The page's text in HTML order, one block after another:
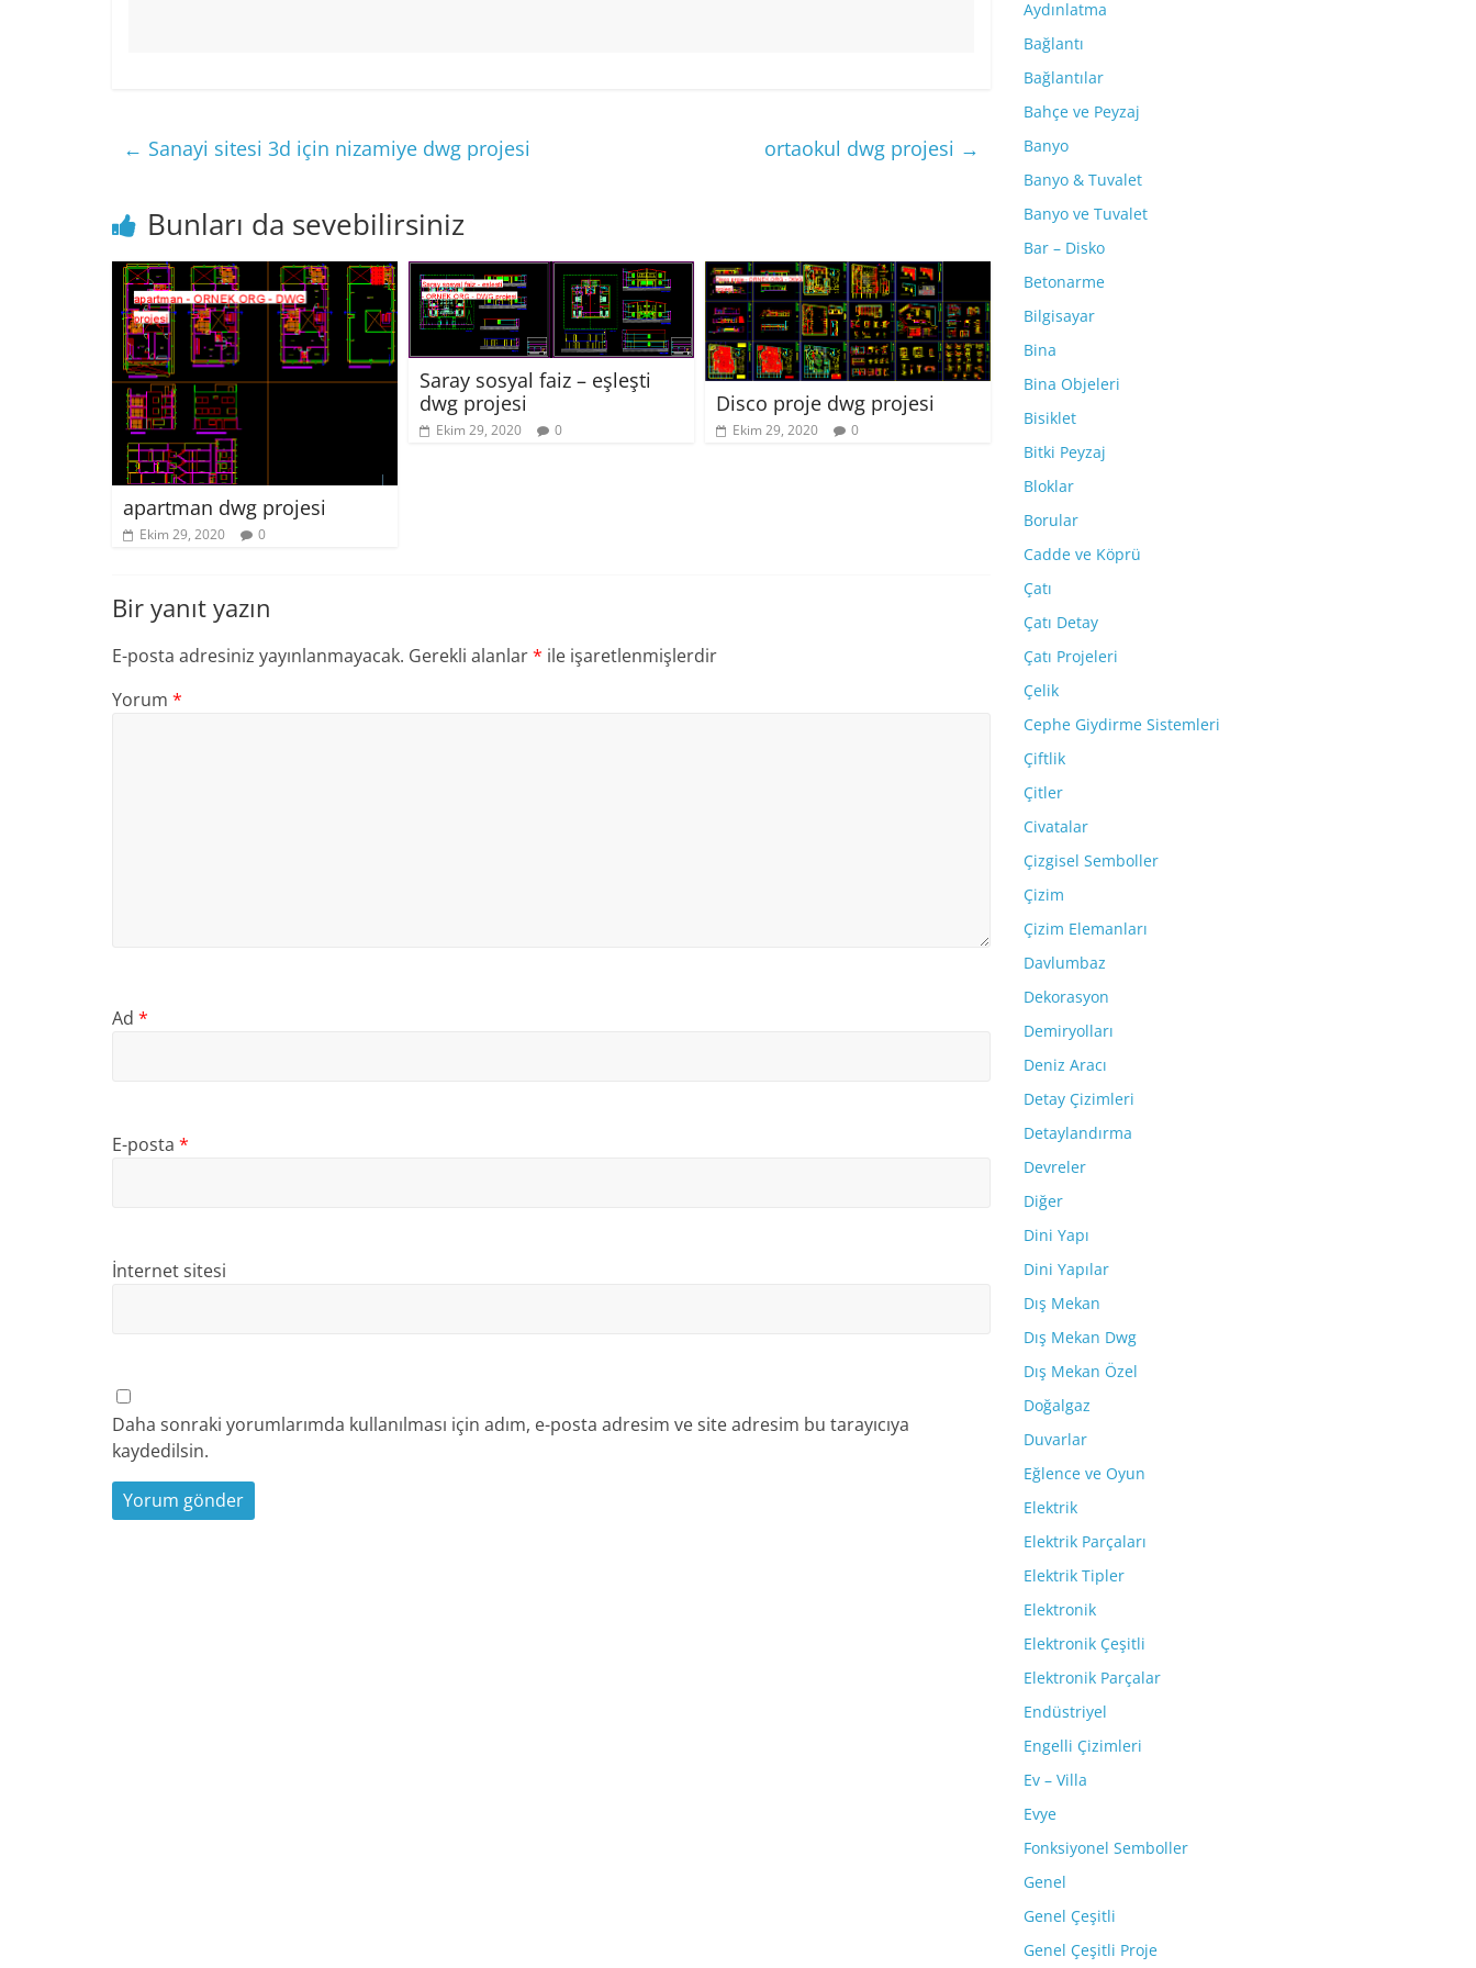
← Sanayi sitesi 3d için nizamiye dwg projesi ortaokul dwg projesi →
Bunları da sevebilirsiniz
apartman dwg projesi
Ekim 29, 2020 0
Saray sosyal faiz – eşleşti
dwg projesi
Ekim 29, 2020 0
Disco proje dwg projesi
Ekim 29, 2020 0
Bir yanıt yazın
E-posta adresiniz yayınlanmayacak. Gerekli alanlar* ile işaretlenmişlerdir
Yorum *
Ad *
E-posta *
İnternet sitesi
Daha sonraki yorumlarımda kullanılması için adım, e-posta adresim ve site adresim bu tarayıcıya
kaydedilsin.
Aydınlatma
Bağlantı
Bağlantılar
Bahçe ve Peyzaj
Banyo
Banyo & Tuvalet
Banyo ve Tuvalet
Bar – Disko
Betonarme
Bilgisayar
Bina
Bina Objeleri
Bisiklet
Bitki Peyzaj
Bloklar
Borular
Cadde ve Köprü
Çatı
Çatı Detay
Çatı Projeleri
Çelik
Cephe Giydirme Sistemleri
Çiftlik
Çitler
Civatalar
Çizgisel Semboller
Çizim
Çizim Elemanları
Davlumbaz
Dekorasyon
Demiryolları
Deniz Aracı
Detay Çizimleri
Detaylandırma
Devreler
Diğer
Dini Yapı
Dini Yapılar
Dış Mekan
Dış Mekan Dwg
Dış Mekan Özel
Doğalgaz
Duvarlar
Eğlence ve Oyun
Elektrik
Elektrik Parçaları
Elektrik Tipler
Elektronik
Elektronik Çeşitli
Elektronik Parçalar
Endüstriyel
Engelli Çizimleri
Ev – Villa
Evye
Fonksiyonel Semboller
Genel
Genel Çeşitli
Genel Çeşitli Proje